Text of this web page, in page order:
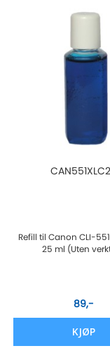
Refill til Canon CLI-
25 ml (Uten
89,-
KJØP